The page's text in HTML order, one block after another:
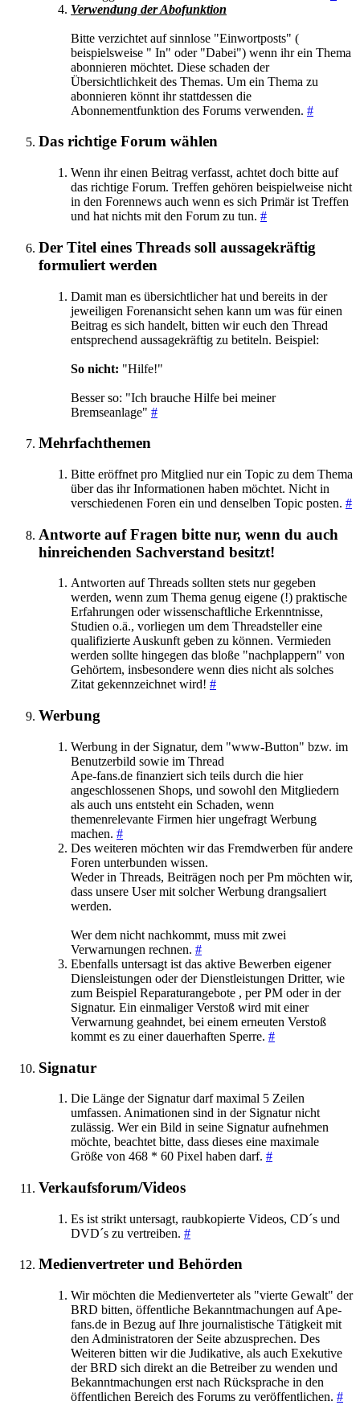
Verwendung der Abofunktion
Bitte verzichtet auf sinnlose "Einwortposts" (
beispielsweise " In" oder "Dabei") wenn ihr ein Thema
abonnieren möchtet. Diese schaden der
Übersichtlichkeit des Themas. Um ein Thema zu
abonnieren könnt ihr stattdessen die
Abonnementfunktion des Forums verwenden. #
Das richtige Forum wählen
Wenn ihr einen Beitrag verfasst, achtet doch bitte auf
das richtige Forum. Treffen gehören beispielweise nicht
in den Forennews auch wenn es sich Primär ist Treffen
und hat nichts mit den Forum zu tun. #
Der Titel eines Threads soll aussagekräftig
formuliert werden
Damit man es übersichtlicher hat und bereits in der
jeweiligen Forenansicht sehen kann um was für einen
Beitrag es sich handelt, bitten wir euch den Thread
entsprechend aussagekräftig zu betiteln. Beispiel:
So nicht: "Hilfe!"
Besser so: "Ich brauche Hilfe bei meiner
Bremseanlage" #
Mehrfachthemen
Bitte eröffnet pro Mitglied nur ein Topic zu dem Thema
über das ihr Informationen haben möchtet. Nicht in
verschiedenen Foren ein und denselben Topic posten. #
Antworte auf Fragen bitte nur, wenn du auch
hinreichenden Sachverstand besitzt!
Antworten auf Threads sollten stets nur gegeben
werden, wenn zum Thema genug eigene (!) praktische
Erfahrungen oder wissenschaftliche Erkenntnisse,
Studien o.ä., vorliegen um dem Threadsteller eine
qualifizierte Auskunft geben zu können. Vermieden
werden sollte hingegen das bloße "nachplappern" von
Gehörtem, insbesondere wenn dies nicht als solches
Zitat gekennzeichnet wird! #
Werbung
Werbung in der Signatur, dem "www-Button" bzw. im
Benutzerbild sowie im Thread
Ape-fans.de finanziert sich teils durch die hier
angeschlossenen Shops, und sowohl den Mitgliedern
als auch uns entsteht ein Schaden, wenn
themenrelevante Firmen hier ungefragt Werbung
machen. #
Des weiteren möchten wir das Fremdwerben für andere
Foren unterbunden wissen.
Weder in Threads, Beiträgen noch per Pm möchten wir,
dass unsere User mit solcher Werbung drangsaliert
werden.
Wer dem nicht nachkommt, muss mit zwei
Verwarnungen rechnen. #
Ebenfalls untersagt ist das aktive Bewerben eigener
Diensleistungen oder der Dienstleistungen Dritter, wie
zum Beispiel Reparaturangebote , per PM oder in der
Signatur. Ein einmaliger Verstoß wird mit einer
Verwarnung geahndet, bei einem erneuten Verstoß
kommt es zu einer dauerhaften Sperre. #
Signatur
Die Länge der Signatur darf maximal 5 Zeilen
umfassen. Animationen sind in der Signatur nicht
zulässig. Wer ein Bild in seine Signatur aufnehmen
möchte, beachtet bitte, dass dieses eine maximale
Größe von 468 * 60 Pixel haben darf. #
Verkaufsforum/Videos
Es ist strikt untersagt, raubkopierte Videos, CD´s und
DVD´s zu vertreiben. #
Medienvertreter und Behörden
Wir möchten die Medienverteter als "vierte Gewalt" der
BRD bitten, öffentliche Bekanntmachungen auf Ape-
fans.de in Bezug auf Ihre journalistische Tätigkeit mit
den Administratoren der Seite abzusprechen. Des
Weiteren bitten wir die Judikative, als auch Exekutive
der BRD sich direkt an die Betreiber zu wenden und
Bekanntmachungen erst nach Rücksprache in den
öffentlichen Bereich des Forums zu veröffentlichen. #